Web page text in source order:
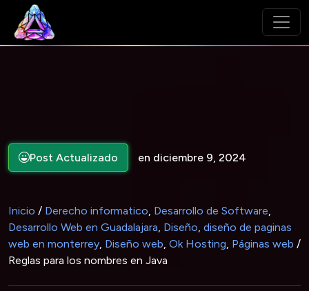
Post Actualizado en diciembre 9, 2024
Inicio / Derecho informatico, Desarrollo de Software,
Desarrollo Web en Guadalajara, Diseño, diseño de paginas
web en monterrey, Diseño web, Ok Hosting, Páginas web /
Reglas para los nombres en Java